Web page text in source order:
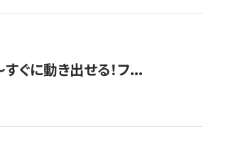
ぐに動き出せる！フ...